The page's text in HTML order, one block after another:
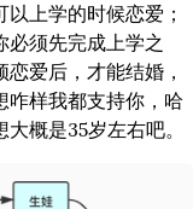
上学的时候恋爱；
必须先完成上学之
爱后，才能结婚，
咋样我都支持你，哈
概是35岁左右吧。